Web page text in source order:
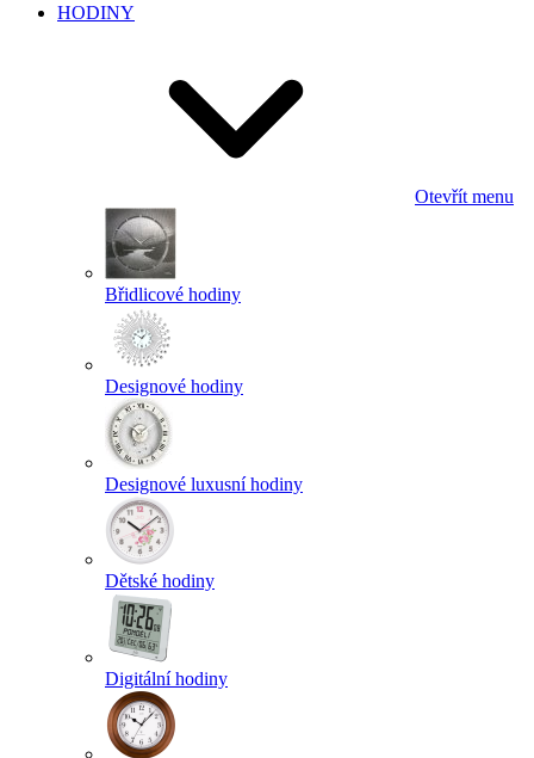
HODINY
Otevřít menu
Břidlicové hodiny
Designové hodiny
Designové luxusní hodiny
Dětské hodiny
Digitální hodiny